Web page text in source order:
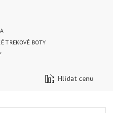
TREKOVÉ BOTY
Hlídat cenu